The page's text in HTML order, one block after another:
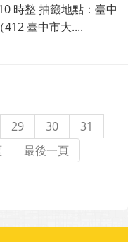
時整 抽籤地點：臺中
臺中市大....
29 30
31
最後一頁